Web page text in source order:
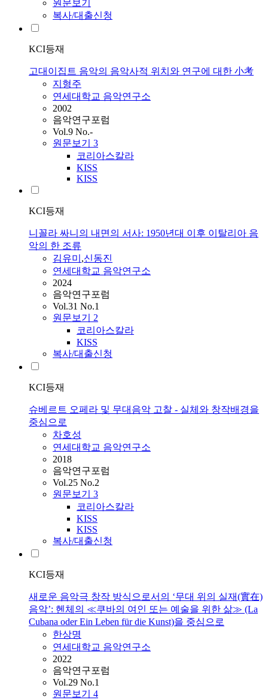
원문보기
복사/대출신청
KCI등재
고대이집트 음악의 음악사적 위치와 연구에 대한 小考
지형주
연세대학교 음악연구소
2002
음악연구포럼
Vol.9 No.-
원문보기 3
코리아스칼라
KISS
KISS
KCI등재
니꼴라 싸니의 내면의 서사: 1950년대 이후 이탈리아 음
악의 한 조류
김유미 ,신동진
연세대학교 음악연구소
2024
음악연구포럼
Vol.31 No.1
원문보기 2
코리아스칼라
KISS
복사/대출신청
KCI등재
슈베르트 오페라 및 무대음악 고찰 - 실체와 창작배경을
중심으로
차호성
연세대학교 음악연구소
2018
음악연구포럼
Vol.25 No.2
원문보기 3
코리아스칼라
KISS
KISS
복사/대출신청
KCI등재
새로운 음악극 창작 방식으로서의 ‘무대 위의 실재(實在)
음악’: 헨체의 ≪쿠바의 여인 또는 예술을 위한 삶≫ (La
Cubana oder Ein Leben für die Kunst)을 중심으로
한상명
연세대학교 음악연구소
2022
음악연구포럼
Vol.29 No.1
원문보기 4